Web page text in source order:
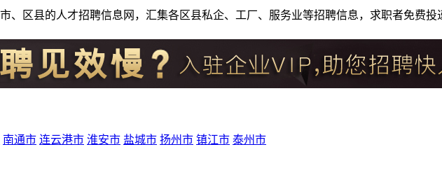
、区县的人才招聘信息网，汇集各区县私企、工厂、服务业等招聘信息，求职者免费
南通市 连云港市 淮安市 盐城市 扬州市 镇江市 泰州市